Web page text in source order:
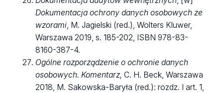
Dokumentacja ochrony danych osobowych ze
wzorami, M. Jagielski (red.), Wolters Kluwer,
Warszawa 2019, s. 185-202, ISBN 978-83-
8160-387-4.
Ogólne rozporządzenie o ochronie danych
osobowych. Komentarz, C. H. Beck, Warszawa
2018, M. Sakowska-Baryła (red.): rozdz. I art. 1,